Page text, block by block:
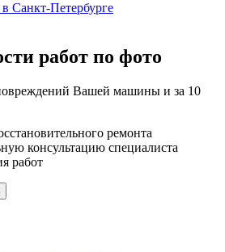
Санкт-Петербурге
работ по фото
Вашей машины и за 10
ремонта
консультацию специалиста
работ